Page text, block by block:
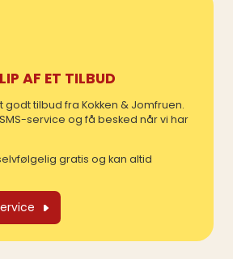
AF ET TILBUD
godt tilbud fra Kokken & Jomfruen.
service og få besked når vi har
gratis og kan altid